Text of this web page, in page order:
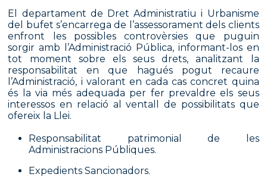
El departament de Dret Administratiu i Urbanisme
del bufet s’encarrega de l’assessorament dels clients
enfront les possibles controvèrsies que puguin
sorgir amb l’Administració Pública, informant-los en
tot moment sobre els seus drets, analitzant la
responsabilitat en que hagués pogut recaure
l’Administració, i valorant en cada cas concret quina
és la via més adequada per fer prevaldre els seus
interessos en relació al ventall de possibilitats que
ofereix la Llei.
Responsabilitat patrimonial de les
Administracions Públiques.
Expedients Sancionadors.